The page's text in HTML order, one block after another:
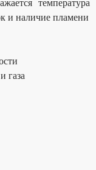
температура
и наличие пламени
газа